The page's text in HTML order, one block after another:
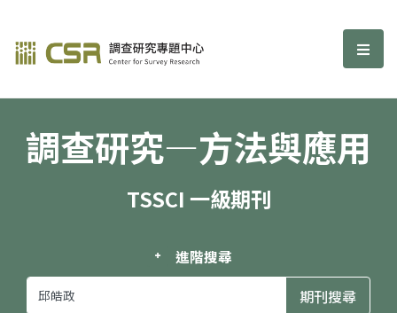
調查研究—方法與應用期刊 選
調查研究—方法與應用
TSSCI 一級期刊
進階搜尋